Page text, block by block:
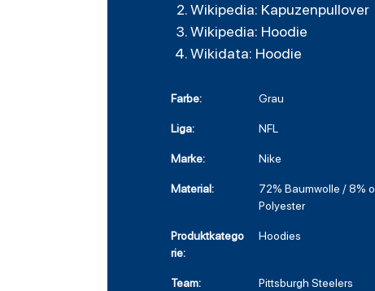
Wikipedia: Kapuzenpullover
Wikipedia: Hoodie
Wikidata: Hoodie
Farbe: Grau
Liga: NFL
Marke: Nike
Material:
72% Baumwolle / 8%
Polyester
Produktkatego
rie:
Hoodies
Team: Pittsburgh Steelers